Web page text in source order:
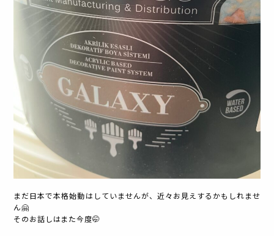
まだ日本で本格始動はしていませんが、近々お見えするかもしれませ
ん🤗
そのお話しはまた今度🤭